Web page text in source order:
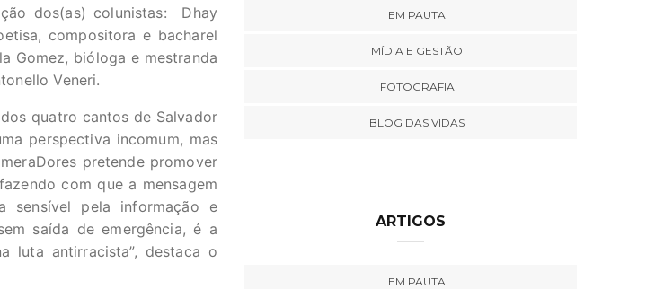
dos(as) colunistas: Dhay
compositora e bacharel
Gomez, bióloga e mestranda
Veneri.
quatro cantos de Salvador
perspectiva incomum, mas
pretende promover
com que a mensagem
sensível pela informação e
saída de emergência, é a
luta antirracista”, destaca o
EM PAUTA
MÍDIA E GESTÃO
FOTOGRAFIA
BLOG DAS VIDAS
ARTIGOS
EM PAUTA